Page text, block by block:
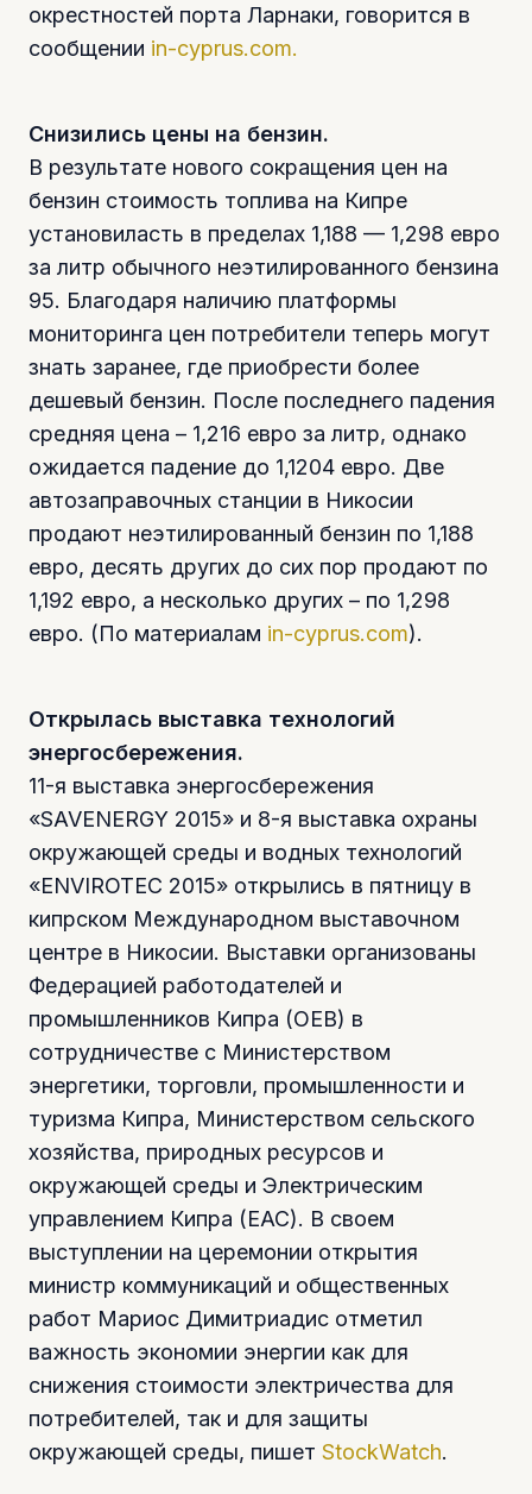
окрестностей порта Ларнаки, говорится в
сообщении in-cyprus.com.
Снизились цены на бензин.
В результате нового сокращения цен на
бензин стоимость топлива на Кипре
установиласть в пределах 1,188 — 1,298 евро
за литр обычного неэтилированного бензина
95. Благодаря наличию платформы
мониторинга цен потребители теперь могут
знать заранее, где приобрести более
дешевый бензин. После последнего падения
средняя цена – 1,216 евро за литр, однако
ожидается падение до 1,1204 евро. Две
автозаправочных станции в Никосии
продают неэтилированный бензин по 1,188
евро, десять других до сих пор продают по
1,192 евро, а несколько других – по 1,298
евро. (По материалам in-cyprus.com).
Открылась выставка технологий
энергосбережения.
11-я выставка энергосбережения
«SAVENERGY 2015» и 8-я выставка охраны
окружающей среды и водных технологий
«ENVIROTEC 2015» открылись в пятницу в
кипрском Международном выставочном
центре в Никосии. Выставки организованы
Федерацией работодателей и
промышленников Кипра (OEB) в
сотрудничестве с Министерством
энергетики, торговли, промышленности и
туризма Кипра, Министерством сельского
хозяйства, природных ресурсов и
окружающей среды и Электрическим
управлением Кипра (EAC). В своем
выступлении на церемонии открытия
министр коммуникаций и общественных
работ Мариос Димитриадис отметил
важность экономии энергии как для
снижения стоимости электричества для
потребителей, так и для защиты
окружающей среды, пишет StockWatch.